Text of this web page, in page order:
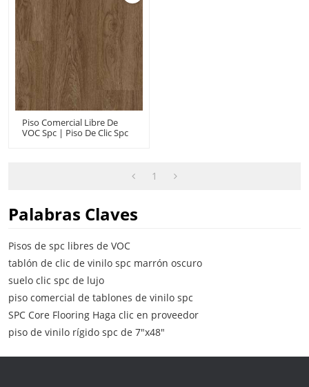
Piso Comercial Libre De
VOC Spc | Piso De Clic Spc
1
Palabras Claves
Pisos de spc libres de VOC
tablón de clic de vinilo spc marrón oscuro
suelo clic spc de lujo
piso comercial de tablones de vinilo spc
SPC Core Flooring Haga clic en proveedor
piso de vinilo rígido spc de 7"x48"